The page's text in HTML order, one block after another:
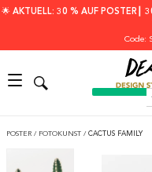
🌟 AKTUELL: 30 % AUF POSTER┃
Code:
POSTER / FOTOKUNST / CACTUS FAMILY